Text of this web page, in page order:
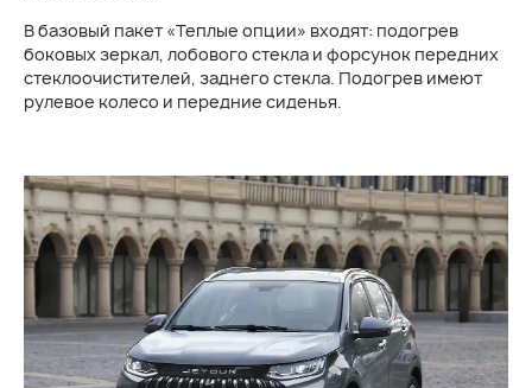
В базовый пакет «Теплые опции» входят: подогрев
боковых зеркал, лобового стекла и форсунок передних
стеклоочистителей, заднего стекла. Подогрев имеют
рулевое колесо и передние сиденья.